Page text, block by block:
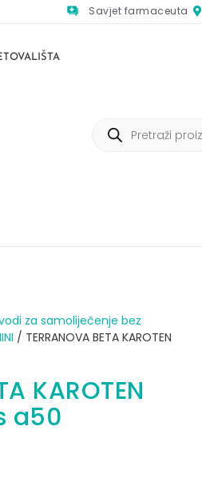
Savjet farmaceuta
za samoliječenje bez
/ TERRANOVA BETA KAROTEN
KAROTEN
a50